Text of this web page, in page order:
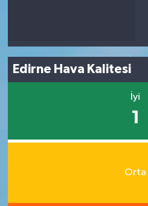
Edirne Hava Kalitesi
İyi
1
Orta